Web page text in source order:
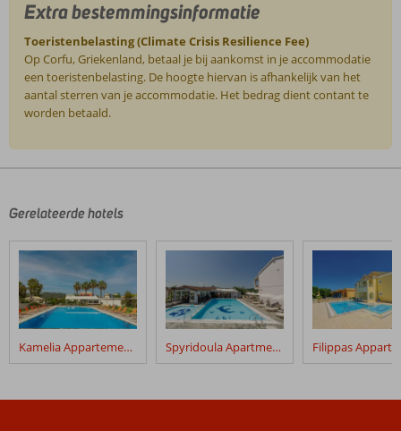
Extra bestemmingsinformatie
Toeristenbelasting (Climate Crisis Resilience Fee)
Op Corfu, Griekenland, betaal je bij aankomst in je accommodatie
een toeristenbelasting. De hoogte hiervan is afhankelijk van het
aantal sterren van je accommodatie. Het bedrag dient contant te
worden betaald.
door
klanten
geschreven
na
hun
verblijf
Coral
Gerelateerde hotels
Kamelia Appartementen Spyridoula Apartments